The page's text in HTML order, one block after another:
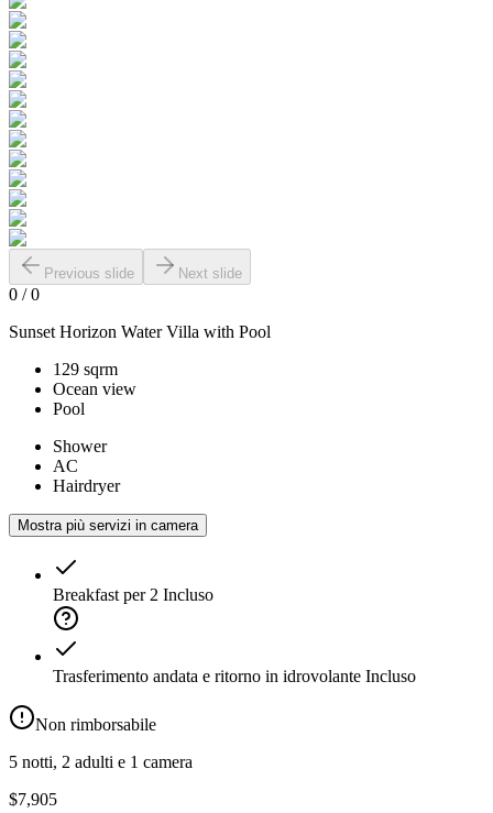
Previous slide Next slide
0 /0
Sunset Horizon Water Villa with Pool
129 sqrm
Ocean view
Pool
Shower
AC
Hairdryer
Mostra più servizi in camera
Breakfast per 2 Incluso
Trasferimento andata e ritorno in idrovolante Incluso
Non rimborsabile
5 notti, 2 adulti e 1 camera
$7,905